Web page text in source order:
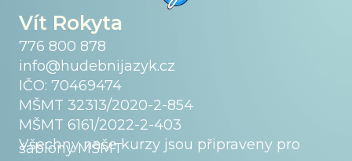
Vít Rokyta
776 800 878
info@hudebnijazyk.cz
IČO: 70469474
MŠMT 32313/2020-2-854
MŠMT 6161/2022-2-403
Všechny naše kurzy jsou připraveny pro
šablony MŠMT